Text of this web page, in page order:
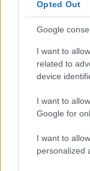
Opted Out
Google
I want to
related to
device
I want to
Google for
I want to
personalized